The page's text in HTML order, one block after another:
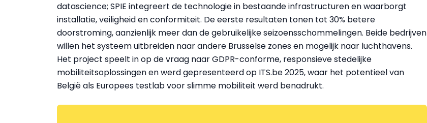
datascience; SPIE integreert de technologie in bestaande infrastructuren en waarborgt
installatie, veiligheid en conformiteit. De eerste resultaten tonen tot 30% betere
doorstroming, aanzienlijk meer dan de gebruikelijke seizoensschommelingen. Beide bedrijven
willen het systeem uitbreiden naar andere Brusselse zones en mogelijk naar luchthavens.
Het project speelt in op de vraag naar GDPR-conforme, responsieve stedelijke
mobiliteitsoplossingen en werd gepresenteerd op ITS.be 2025, waar het potentieel van
België als Europees testlab voor slimme mobiliteit werd benadrukt.